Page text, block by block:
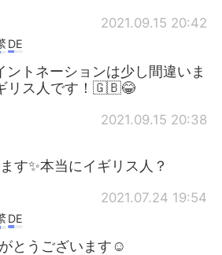
2021.09.15 20:42
DE
ントネーションは少し間違いま
リス人です！🇬🇧😂
2021.09.15 20:38
す✨本当にイギリス人？
2021.07.24 19:54
DE
とうございます☺️